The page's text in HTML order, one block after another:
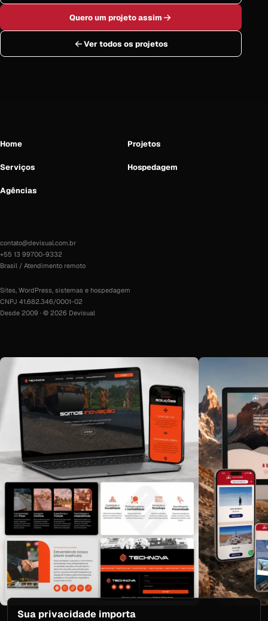
Ver todos os projetos
Quero um projeto assim
Home Projetos
Serviços Hospedagem
Agências
contato@devisual.com.br
+55 13 99700-9332
Brasil / Atendimento remoto
Sites, WordPress, sistemas e hospedagem
CNPJ 41.682.346/0001-02
Desde 2009 · © 2026 Devisual
Sua privacidade importa